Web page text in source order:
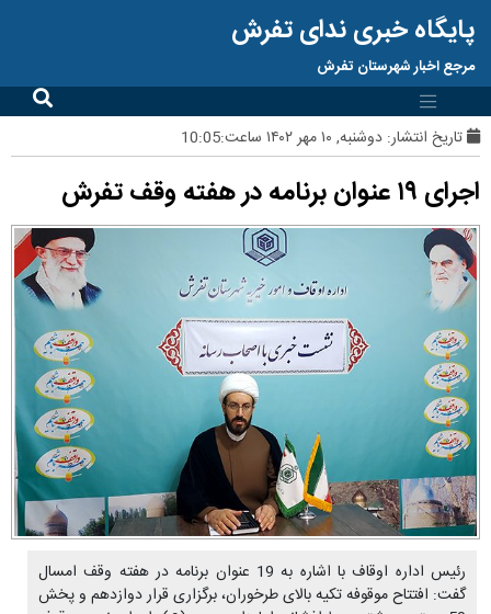
پایگاه خبری ندای تفرش
مرجع اخبار شهرستان تفرش
تاریخ انتشار: دوشنبه, ۱۰ مهر ۱۴۰۲ ساعت:10:05
اجرای ۱۹ عنوان برنامه در هفته وقف تفرش
رئیس اداره اوقاف با اشاره به 19 عنوان برنامه در هفته وقف امسال
گفت: افتتاح موقوفه تکیه بالای طرخوران، برگزاری قرار دوازدهم و پخش